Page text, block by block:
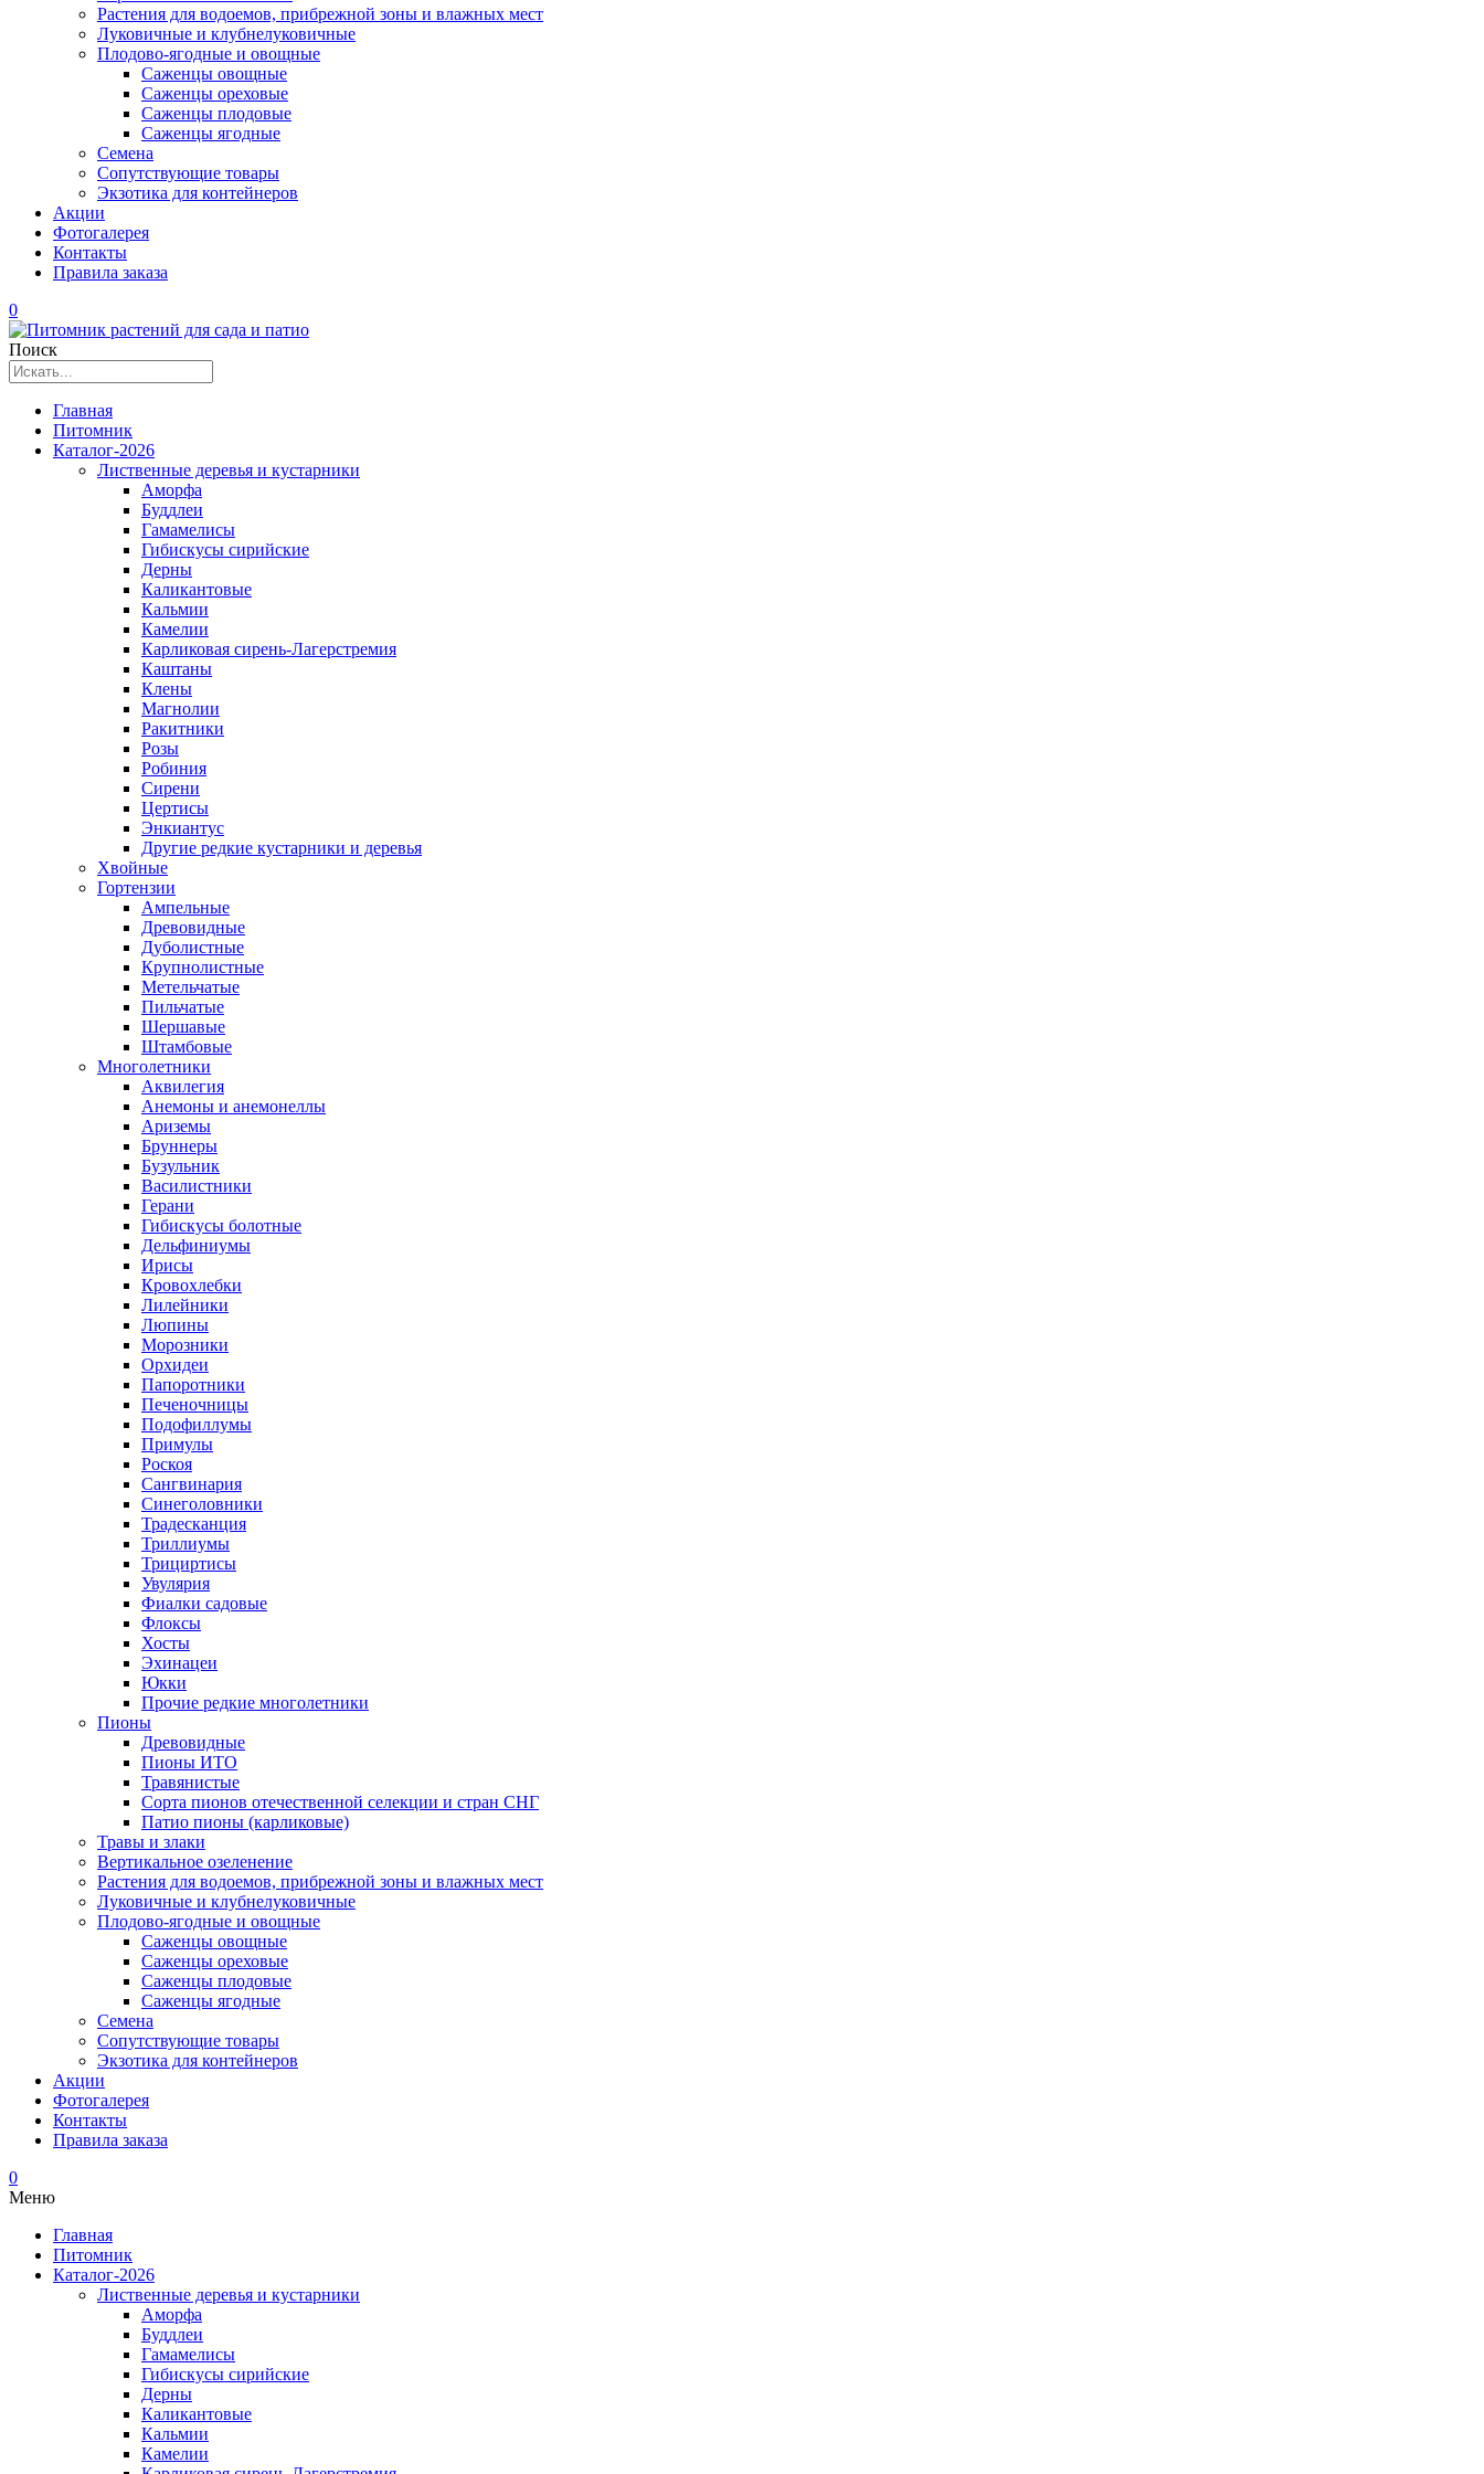
Растения для водоемов, прибрежной зоны и влажных мест
Луковичные и клубнелуковичные
Плодово-ягодные и овощные
Саженцы овощные
Саженцы ореховые
Саженцы плодовые
Саженцы ягодные
Семена
Сопутствующие товары
Экзотика для контейнеров
Акции
Фотогалерея
Контакты
Правила заказа
0
Поиск
Главная
Питомник
Каталог-2026
Лиственные деревья и кустарники
Аморфа
Буддлеи
Гамамелисы
Гибискусы сирийские
Дерны
Каликантовые
Кальмии
Камелии
Карликовая сирень-Лагерстремия
Каштаны
Клены
Магнолии
Ракитники
Розы
Робиния
Сирени
Цертисы
Энкиантус
Другие редкие кустарники и деревья
Хвойные
Гортензии
Ампельные
Древовидные
Дуболистные
Крупнолистные
Метельчатые
Пильчатые
Шершавые
Штамбовые
Многолетники
Аквилегия
Анемоны и анемонеллы
Ариземы
Бруннеры
Бузульник
Василистники
Герани
Гибискусы болотные
Дельфиниумы
Ирисы
Кровохлебки
Лилейники
Люпины
Морозники
Орхидеи
Папоротники
Печеночницы
Подофиллумы
Примулы
Роскоя
Сангвинария
Синеголовники
Традесканция
Триллиумы
Трициртисы
Увулярия
Фиалки садовые
Флоксы
Хосты
Эхинацеи
Юкки
Прочие редкие многолетники
Пионы
Древовидные
Пионы ИТО
Травянистые
Сорта пионов отечественной селекции и стран СНГ
Патио пионы (карликовые)
Травы и злаки
Вертикальное озеленение
Растения для водоемов, прибрежной зоны и влажных мест
Луковичные и клубнелуковичные
Плодово-ягодные и овощные
Саженцы овощные
Саженцы ореховые
Саженцы плодовые
Саженцы ягодные
Семена
Сопутствующие товары
Экзотика для контейнеров
Акции
Фотогалерея
Контакты
Правила заказа
0
Меню
Главная
Питомник
Каталог-2026
Лиственные деревья и кустарники
Аморфа
Буддлеи
Гамамелисы
Гибискусы сирийские
Дерны
Каликантовые
Кальмии
Камелии